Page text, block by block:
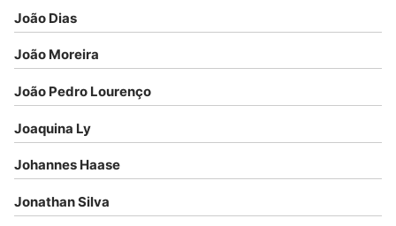
João Dias
João Moreira
João Pedro Lourenço
Joaquina Ly
Johannes Haase
Jonathan Silva